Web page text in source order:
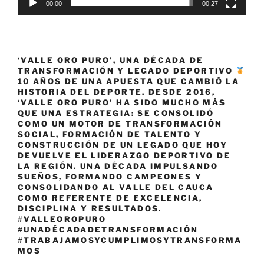
00:00 00:27
‘VALLE ORO PURO’, UNA DÉCADA DE
TRANSFORMACIÓN Y LEGADO DEPORTIVO
10 AÑOS DE UNA APUESTA QUE CAMBIÓ LA
HISTORIA DEL DEPORTE. DESDE 2016,
‘VALLE ORO PURO’ HA SIDO MUCHO MÁS
QUE UNA ESTRATEGIA: SE CONSOLIDÓ
COMO UN MOTOR DE TRANSFORMACIÓN
SOCIAL, FORMACIÓN DE TALENTO Y
CONSTRUCCIÓN DE UN LEGADO QUE HOY
DEVUELVE EL LIDERAZGO DEPORTIVO DE
LA REGIÓN. UNA DÉCADA IMPULSANDO
SUEÑOS, FORMANDO CAMPEONES Y
CONSOLIDANDO AL VALLE DEL CAUCA
COMO REFERENTE DE EXCELENCIA,
DISCIPLINA Y RESULTADOS.
#VALLEOROPURO
#UNADÉCADADETRANSFORMACIÓN
#TRABAJAMOSYCUMPLIMOSYTRANSFORMA
MOS